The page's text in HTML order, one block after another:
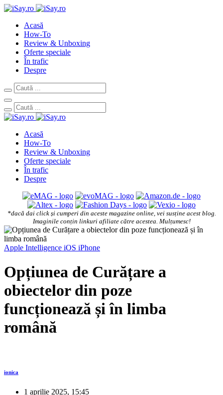
Acasă
How-To
Review & Unboxing
Oferte speciale
În trafic
Despre
Acasă
How-To
Review & Unboxing
Oferte speciale
În trafic
Despre
*dacă dai click și cumperi din aceste magazine online, vei susține acest blog.
Imaginile conțin linkuri afiliate către acestea. Mulțumesc!
Apple Intelligence iOS iPhone
Opțiunea de Curățare a
obiectelor din poze
funcționează și în limba
română
ionica
1 aprilie 2025, 15:45